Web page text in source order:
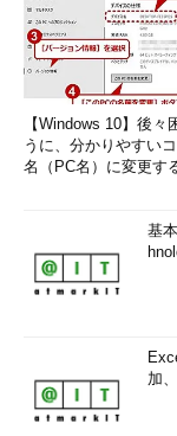
【Windows 10】後々
うに、分かりやすい
名（PC名）に変更す
基
加